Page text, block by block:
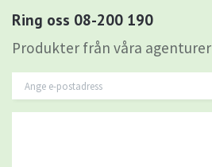
Ring oss 08-200 190
Produkter från våra agenturer